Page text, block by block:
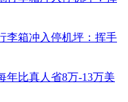
李箱冲入停机坪：挥手